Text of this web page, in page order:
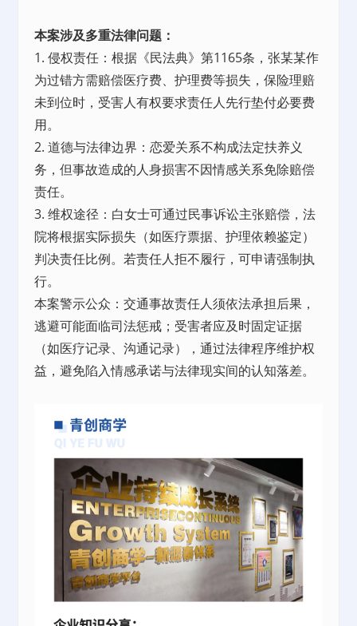
本案涉及多重法律问题：
1. 侵权责任：根据《民法典》第1165条，张某某作
为过错方需赔偿医疗费、护理费等损失，保险理赔
未到位时，受害人有权要求责任人先行垫付必要费
用。
2. 道德与法律边界：恋爱关系不构成法定扶养义
务，但事故造成的人身损害不因情感关系免除赔偿
责任。
3. 维权途径：白女士可通过民事诉讼主张赔偿，法
院将根据实际损失（如医疗票据、护理依赖鉴定）
判决责任比例。若责任人拒不履行，可申请强制执
行。
本案警示公众：交通事故责任人须依法承担后果，
逃避可能面临司法惩戒；受害者应及时固定证据
（如医疗记录、沟通记录），通过法律程序维护权
益，避免陷入情感承诺与法律现实间的认知落差。